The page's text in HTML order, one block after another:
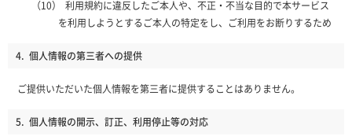
利用規約に違反したご本人や、不正・不当な目的で本サービス
を利用しようとするご本人の特定をし、ご利用をお断りするため
4. 個人情報の第三者への提供
ご提供いただいた個人情報を第三者に提供することはありません。
5. 個人情報の開示、訂正、利用停止等の対応